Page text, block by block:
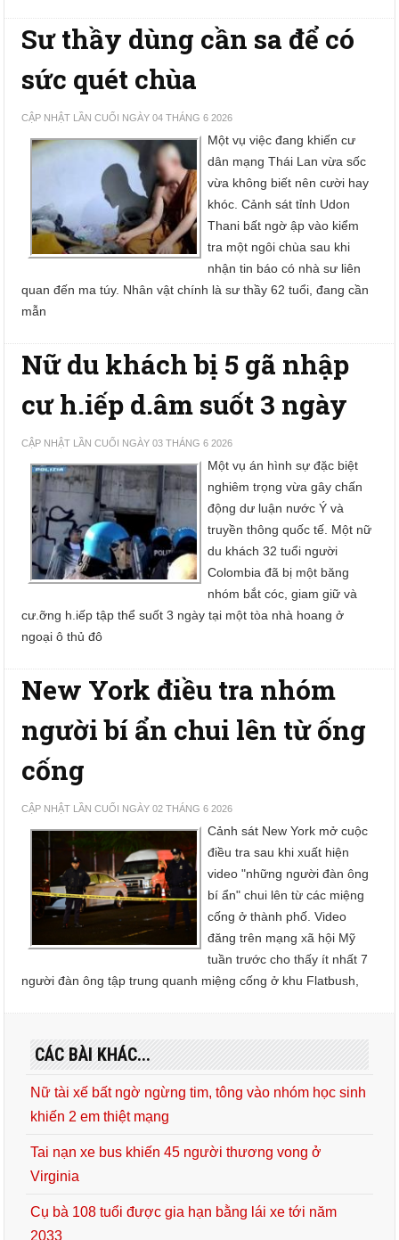
Sư thầy dùng cần sa để có
sức quét chùa
CẬP NHẬT LẦN CUỐI NGÀY 04 THÁNG 6 2026
Một vụ việc đang khiến cư
dân mạng Thái Lan vừa sốc
vừa không biết nên cười hay
khóc. Cảnh sát tỉnh Udon
Thani bất ngờ ập vào kiểm
tra một ngôi chùa sau khi
nhận tin báo có nhà sư liên
quan đến ma túy. Nhân vật chính là sư thầy 62 tuổi, đang cần
mẫn
Nữ du khách bị 5 gã nhập
cư h.iếp d.âm suốt 3 ngày
CẬP NHẬT LẦN CUỐI NGÀY 03 THÁNG 6 2026
Một vụ án hình sự đặc biệt
nghiêm trọng vừa gây chấn
động dư luận nước Ý và
truyền thông quốc tế. Một nữ
du khách 32 tuổi người
Colombia đã bị một băng
nhóm bắt cóc, giam giữ và
cư.ỡng h.iếp tập thể suốt 3 ngày tại một tòa nhà hoang ở
ngoại ô thủ đô
New York điều tra nhóm
người bí ẩn chui lên từ ống
cống
CẬP NHẬT LẦN CUỐI NGÀY 02 THÁNG 6 2026
Cảnh sát New York mở cuộc
điều tra sau khi xuất hiện
video "những người đàn ông
bí ẩn" chui lên từ các miệng
cống ở thành phố. Video
đăng trên mạng xã hội Mỹ
tuần trước cho thấy ít nhất 7
người đàn ông tập trung quanh miệng cống ở khu Flatbush,
CÁC BÀI KHÁC...
Nữ tài xế bất ngờ ngừng tim, tông vào nhóm học sinh
khiến 2 em thiệt mạng
Tai nạn xe bus khiến 45 người thương vong ở
Virginia
Cụ bà 108 tuổi được gia hạn bằng lái xe tới năm
2033